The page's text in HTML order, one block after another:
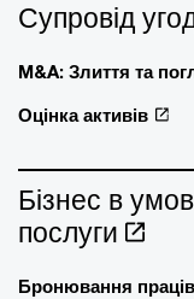
Супровід
M&A: Злиття та
Оцінка активів
Бізнес в
послуги
Бронювання